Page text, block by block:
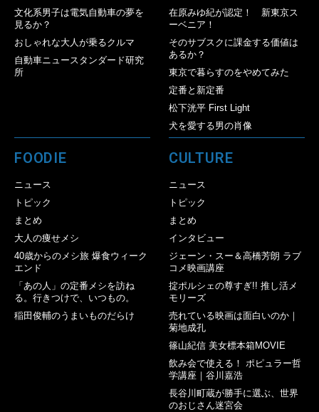
文化系男子は電気自動車の夢を
見るか？
おしゃれな大人が乗るクルマ
自動車ニュースタンダード研究
所
在原みゆ紀が認定！ 新東京ス
ーベニア！
そのサブスクに課金する価値は
あるか？
東京で暮らすのをやめてみた
定番と新定番
松下洸平 First Light
犬を愛する男の肖像
FOODIE
ニュース
トピック
まとめ
大人の痩せメシ
40歳からのメシ旅 爆食ウィーク
エンド
「あの人」の定番メシを訪ね
る。行きつけで、いつもの。
稲田俊輔のうまいものだらけ
CULTURE
ニュース
トピック
まとめ
インタビュー
ジェーン・スー＆高橋芳朗 ラブ
コメ映画講座
掟ポルシェの尊すぎ!! 推し活メ
モリーズ
売れている映画は面白いのか｜
菊地成孔
篠山紀信 美女標本箱MOVIE
飲み会で使える！ ポピュラー哲
学講座｜谷川嘉浩
長谷川町蔵が勝手に選ぶ、世界
のおじさん迷宮会